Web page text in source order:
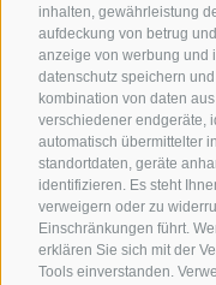
inhalten, gewährleistung
aufdeckung von betrug
anzeige von werbung und
datenschutz speichern
kombination von daten
verschiedener endgeräte,
automatisch übermittelter
standortdaten, geräte
identifizieren. Es steht
verweigern oder zu
Einschränkungen führt.
erklären Sie sich mit der
Tools einverstanden.